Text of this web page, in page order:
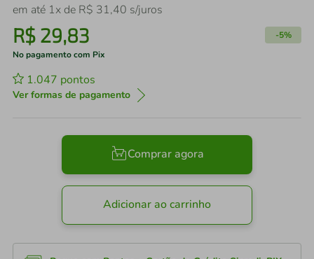
em até 1x de R$ 31,40 s/juros
R$ 29,83 -5%
No pagamento com Pix
1.047 pontos
Ver formas de pagamento
Comprar agora
Adicionar ao carrinho